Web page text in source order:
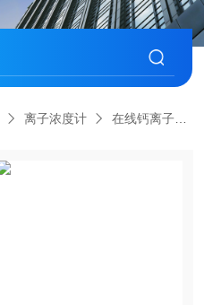
离子浓度计 在线钙离子分析仪